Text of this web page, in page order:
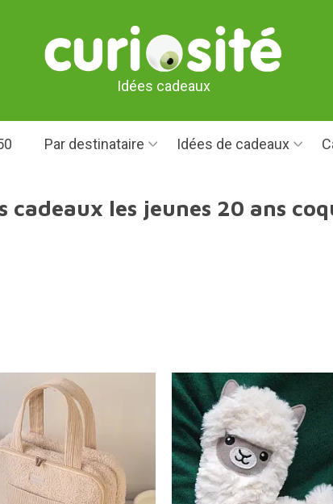
Idées cadeaux
Par destinataire Idées de cadeaux
cadeaux les jeunes 20 ans